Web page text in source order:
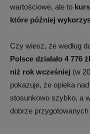
wartościowe, ale to
które później
Czy wiesz, że według
Polsce działało 4 776
niż rok wcześniej (w
pokazuje, że opieka
stosunkowo szybko, a
dobrze przygotowanych